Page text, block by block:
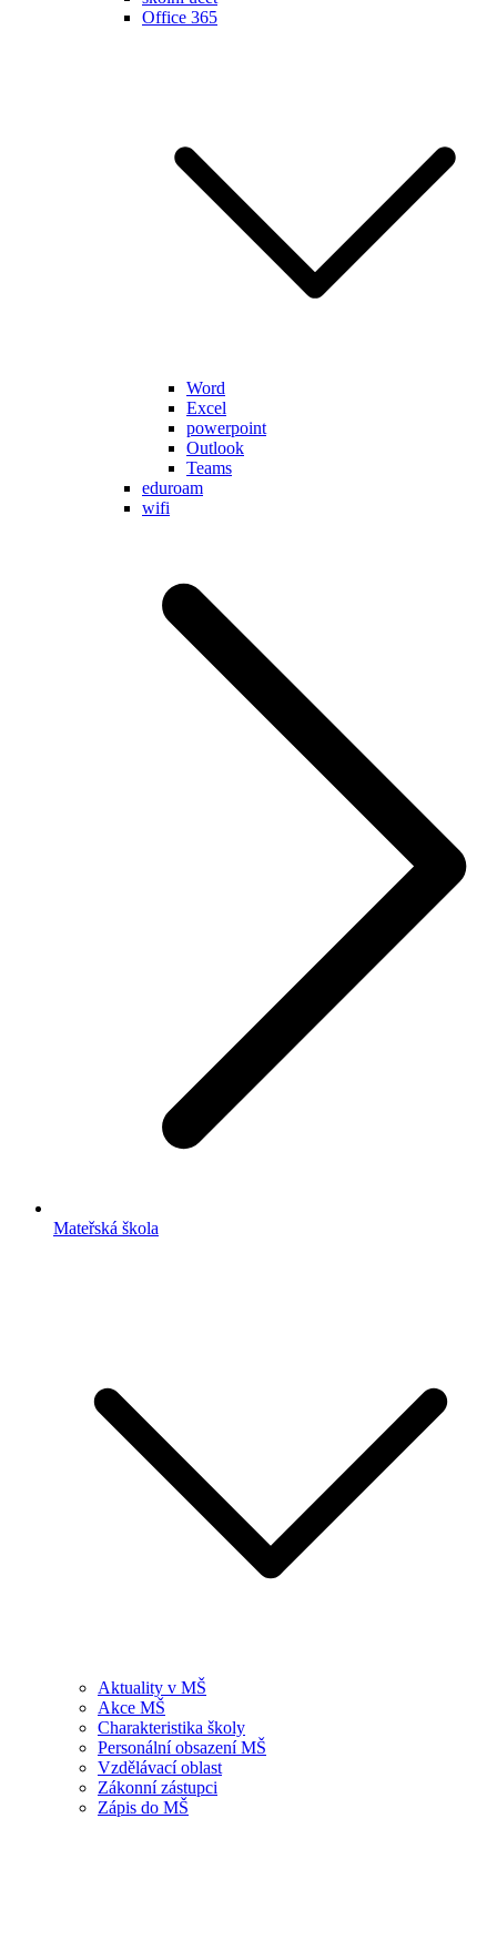
Office 365
Word
Excel
powerpoint
Outlook
Teams
eduroam
wifi
Mateřská škola
Aktuality v MŠ
Akce MŠ
Charakteristika školy
Personální obsazení MŠ
Vzdělávací oblast
Zákonní zástupci
Zápis do MŠ